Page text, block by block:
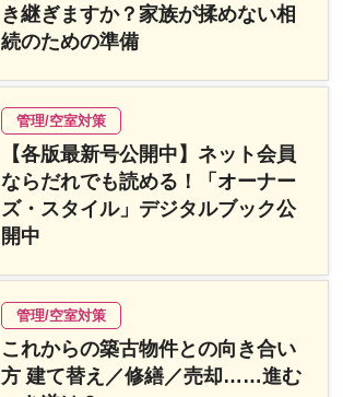
き継ぎますか？家族が揉めない相
続のための準備
管理/空室対策
【各版最新号公開中】ネット会員
ならだれでも読める！「オーナー
ズ・スタイル」デジタルブック公
開中
管理/空室対策
これからの築古物件との向き合い
方 建て替え／修繕／売却……進む